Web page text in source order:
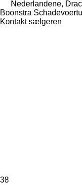
Nederlandene,
Boonstra
Kontakt sælgeren
38